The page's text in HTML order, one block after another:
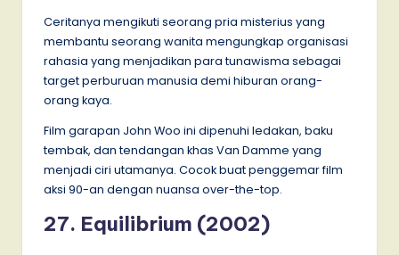
Ceritanya mengikuti seorang pria misterius yang
membantu seorang wanita mengungkap organisasi
rahasia yang menjadikan para tunawisma sebagai
target perburuan manusia demi hiburan orang-
orang kaya.
Film garapan John Woo ini dipenuhi ledakan, baku
tembak, dan tendangan khas Van Damme yang
menjadi ciri utamanya. Cocok buat penggemar film
aksi 90-an dengan nuansa over-the-top.
27. Equilibrium (2002)